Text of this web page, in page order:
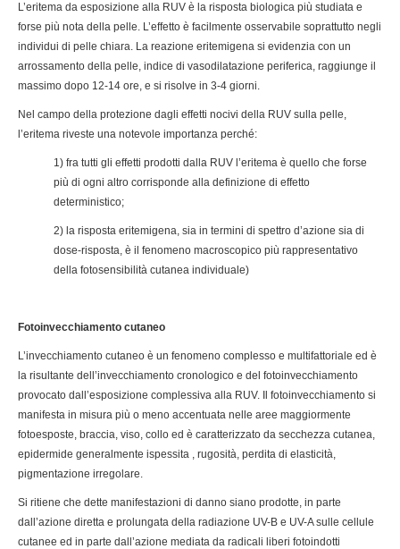
L’eritema da esposizione alla RUV è la risposta biologica più studiata e
forse più nota della pelle. L’effetto è facilmente osservabile soprattutto negli
individui di pelle chiara. La reazione eritemigena si evidenzia con un
arrossamento della pelle, indice di vasodilatazione periferica, raggiunge il
massimo dopo 12-14 ore, e si risolve in 3-4 giorni.
Nel campo della protezione dagli effetti nocivi della RUV sulla pelle,
l’eritema riveste una notevole importanza perché:
1) fra tutti gli effetti prodotti dalla RUV l’eritema è quello che forse
più di ogni altro corrisponde alla definizione di effetto
deterministico;
2) la risposta eritemigena, sia in termini di spettro d’azione sia di
dose-risposta, è il fenomeno macroscopico più rappresentativo
della fotosensibilità cutanea individuale)
Fotoinvecchiamento cutaneo
L’invecchiamento cutaneo è un fenomeno complesso e multifattoriale ed è
la risultante dell’invecchiamento cronologico e del fotoinvecchiamento
provocato dall’esposizione complessiva alla RUV. Il fotoinvecchiamento si
manifesta in misura più o meno accentuata nelle aree maggiormente
fotoesposte, braccia, viso, collo ed è caratterizzato da secchezza cutanea,
epidermide generalmente ispessita , rugosità, perdita di elasticità,
pigmentazione irregolare.
Si ritiene che dette manifestazioni di danno siano prodotte, in parte
dall’azione diretta e prolungata della radiazione UV-B e UV-A sulle cellule
cutanee ed in parte dall’azione mediata da radicali liberi fotoindotti